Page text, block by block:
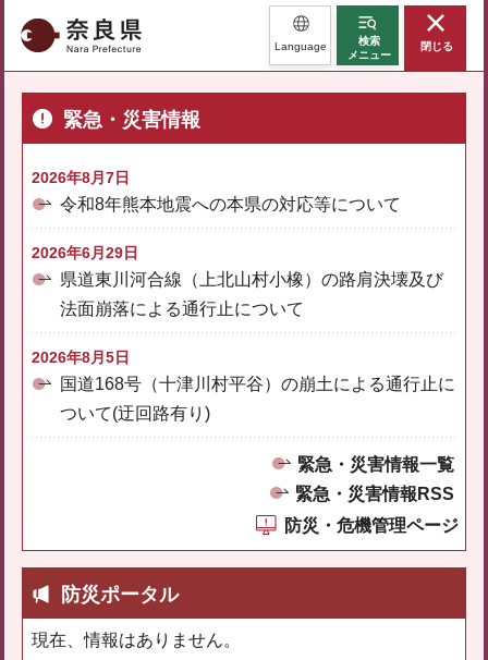
奈良県 Language
検索
メニュー
閉じる
緊急・災害情報
2026年8月7日
令和8年熊本地震への本県の対応等について
2026年6月29日
県道東川河合線（上北山村小橡）の路肩決壊及び
法面崩落による通行止について
2026年8月5日
国道168号（十津川村平谷）の崩土による通行止に
ついて(迂回路有り)
緊急・災害情報一覧
緊急・災害情報RSS
防災・危機管理ページ
防災ポータル
現在、情報はありません。